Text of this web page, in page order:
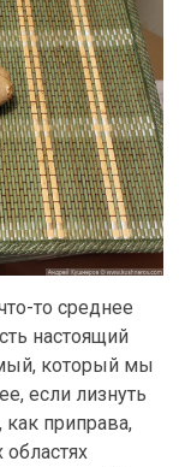
то среднее
настоящий
который мы
если лизнуть
приправа,